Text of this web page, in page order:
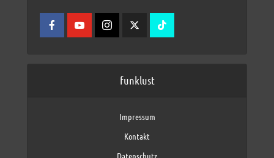
funklust
Impressum
Kontakt
Datenschutz